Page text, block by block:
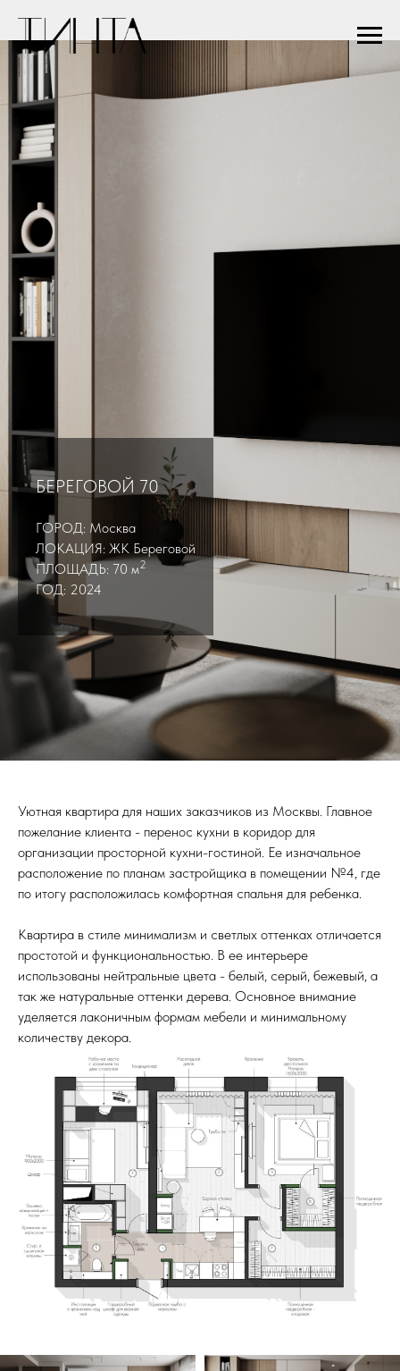
БЕРЕГОВОЙ 70
ГОРОД: Москва
ЛОКАЦИЯ: ЖК Береговой
ПЛОЩАДЬ: 70 м2
ГОД: 2024
Уютная квартира для наших заказчиков из Москвы. Главное
пожелание клиента - перенос кухни в коридор для
организации просторной кухни-гостиной. Ее изначальное
расположение по планам застройщика в помещении №4, где
по итогу расположилась комфортная спальня для ребенка.
Квартира в стиле минимализм и светлых оттенках отличается
простотой и функциональностью. В ее интерьере
использованы нейтральные цвета - белый, серый, бежевый, а
так же натуральные оттенки дерева. Основное внимание
уделяется лаконичным формам мебели и минимальному
количеству декора.